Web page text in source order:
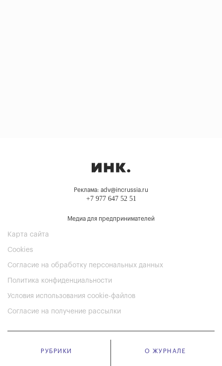
Реклама: adv@incrussia.ru
+7 977 647 52 51
Медиа для предпринимателей
Карта сайта
Cookies
Согласие на обработку персональных данных
Политика конфиденциальности
Условия использования cookie-файлов
Согласие на получение рассылки
РУБРИКИ О ЖУРНАЛЕ